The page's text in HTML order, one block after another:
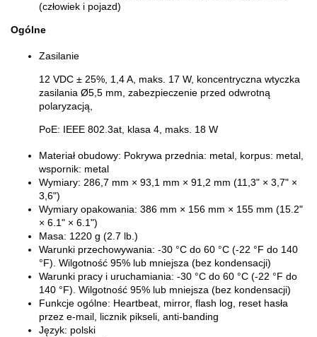
(człowiek i pojazd)
Ogólne
Zasilanie
12 VDC ± 25%, 1,4 A, maks. 17 W, koncentryczna wtyczka
zasilania Ø5,5 mm, zabezpieczenie przed odwrotną
polaryzacją,
PoE: IEEE 802.3at, klasa 4, maks. 18 W
Materiał obudowy: Pokrywa przednia: metal, korpus: metal,
wspornik: metal
Wymiary: 286,7 mm × 93,1 mm × 91,2 mm (11,3" × 3,7" ×
3,6")
Wymiary opakowania: 386 mm × 156 mm × 155 mm (15.2"
× 6.1" × 6.1")
Masa: 1220 g (2.7 lb.)
Warunki przechowywania: -30 °C do 60 °C (-22 °F do 140
°F). Wilgotność 95% lub mniejsza (bez kondensacji)
Warunki pracy i uruchamiania: -30 °C do 60 °C (-22 °F do
140 °F). Wilgotność 95% lub mniejsza (bez kondensacji)
Funkcje ogólne: Heartbeat, mirror, flash log, reset hasła
przez e-mail, licznik pikseli, anti-banding
Język: polski